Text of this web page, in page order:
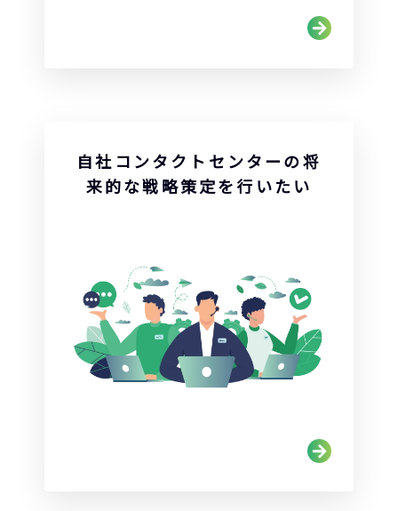
自社コンタクトセンターの将
来的な戦略策定を行いたい